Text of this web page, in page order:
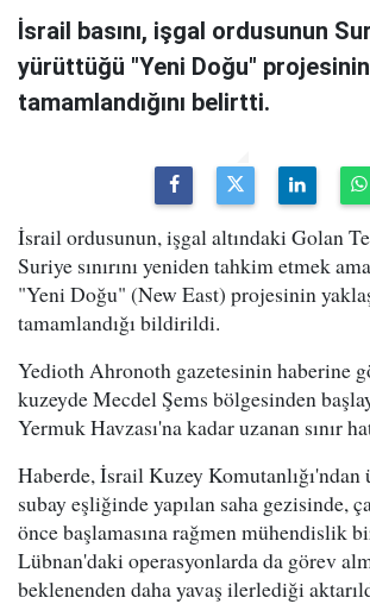
İsrail basını, işgal ordusunun
yürüttüğü "Yeni Doğu"
tamamlandığını belirtti.
İsrail ordusunun, işgal altındaki Golan
Suriye sınırını yeniden tahkim etmek
"Yeni Doğu" (New East) projesinin
tamamlandığı bildirildi.
Yedioth Ahronoth gazetesinin haberine
kuzeyde Mecdel Şems bölgesinden
Yermuk Havzası'na kadar uzanan sınır
Haberde, İsrail Kuzey Komutanlığı'ndan
subay eşliğinde yapılan saha gezisinde,
önce başlamasına rağmen mühendislik
Lübnan'daki operasyonlarda da görev
beklenenden daha yavaş ilerlediği